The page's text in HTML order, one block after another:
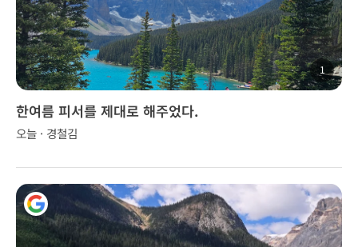
1
한여름 피서를 제대로 해주었다.
오늘 · 경철김